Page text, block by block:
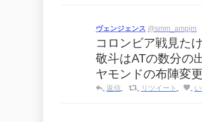
ヴェンジェンス @smm_ampjm
コロンビア戦見た
敬斗はATの数分の
ヤモンドの布陣変
返信 リツイート